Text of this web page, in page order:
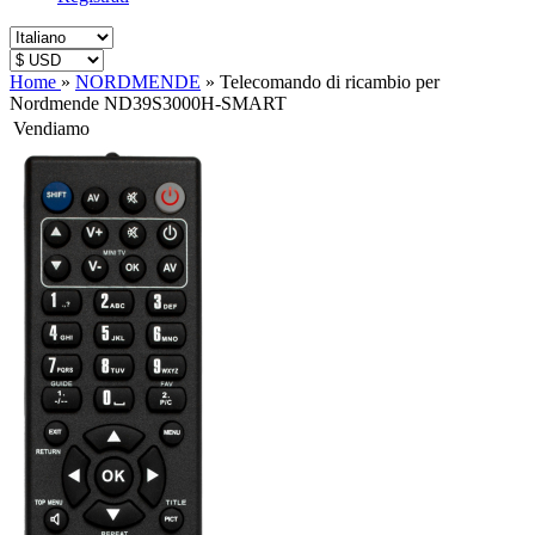
Home » NORDMENDE » Telecomando di ricambio per
Nordmende ND39S3000H-SMART
Vendiamo